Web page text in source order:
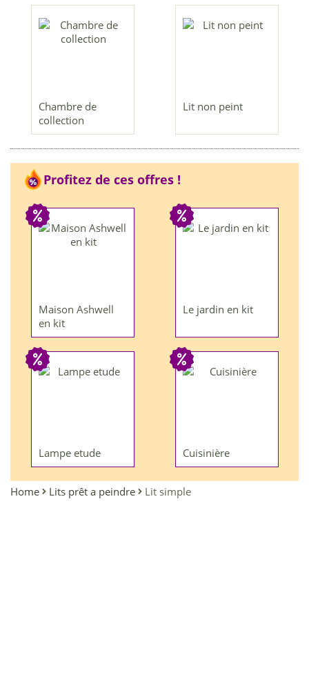
Chambre de
collection
Lit non peint
Profitez de ces offres !
Maison Ashwell
en kit
Le jardin en kit
Lampe etude Cuisinière
Home Lits prêt a peindre Lit simple